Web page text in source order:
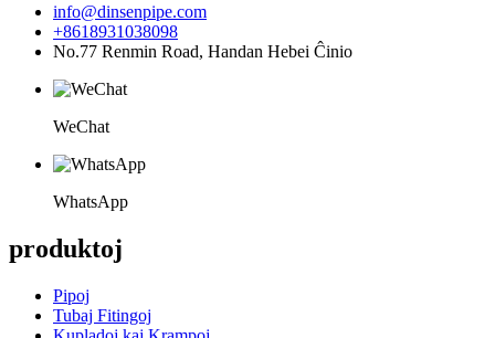
info@dinsenpipe.com
+8618931038098
No.77 Renmin Road, Handan Hebei Ĉinio
WeChat
WhatsApp
produktoj
Pipoj
Tubaj Fitingoj